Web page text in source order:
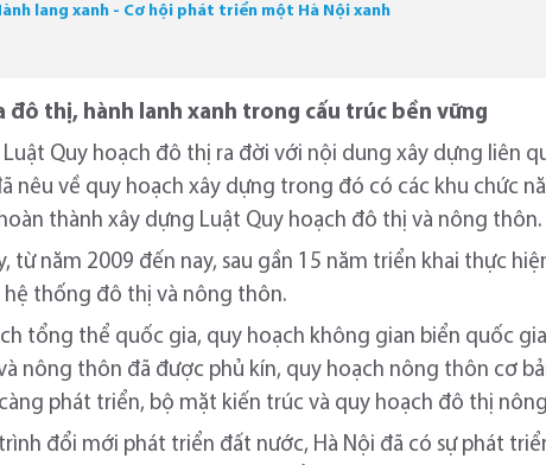
lang xanh - Cơ hội phát triển một Hà Nội xanh
đô thị, hành lanh xanh trong cấu trúc bền vững
Luật Quy hoạch đô thị ra đời với nội dung xây dựng liên
nêu về quy hoạch xây dựng trong đó có các khu chức
thành xây dựng Luật Quy hoạch đô thị và nông thôn.
từ năm 2009 đến nay, sau gần 15 năm triển khai thực
hệ thống đô thị và nông thôn.
tổng thể quốc gia, quy hoạch không gian biển quốc
nông thôn đã được phủ kín, quy hoạch nông thôn cơ
phát triển, bộ mặt kiến trúc và quy hoạch đô thị
trình đổi mới phát triển đất nước, Hà Nội đã có sự phát